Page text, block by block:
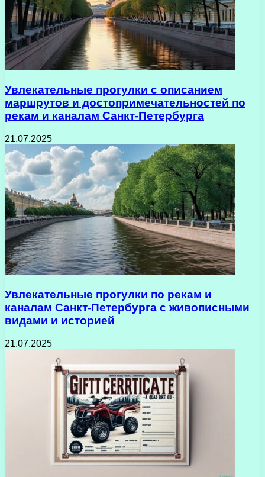
Увлекательные прогулки с описанием
маршрутов и достопримечательностей по
рекам и каналам Санкт-Петербурга
21.07.2025
Увлекательные прогулки по рекам и
каналам Санкт-Петербурга с живописными
видами и историей
21.07.2025